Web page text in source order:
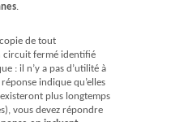
.
de tout
circuit fermé identifié
: il n’y a pas d’utilité à
indique qu’elles
plus longtemps
vous devez répondre